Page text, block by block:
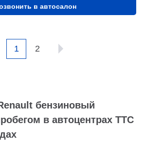
в автосалон
1 2
бензиновый
в автоцентрах ТТС